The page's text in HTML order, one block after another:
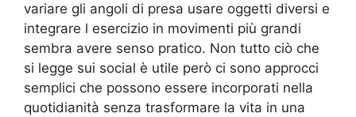
variare gli angoli di presa usare oggetti diversi e
integrare l esercizio in movimenti più grandi
sembra avere senso pratico. Non tutto ciò che
si legge sui social è utile però ci sono approcci
semplici che possono essere incorporati nella
quotidianità senza trasformare la vita in una